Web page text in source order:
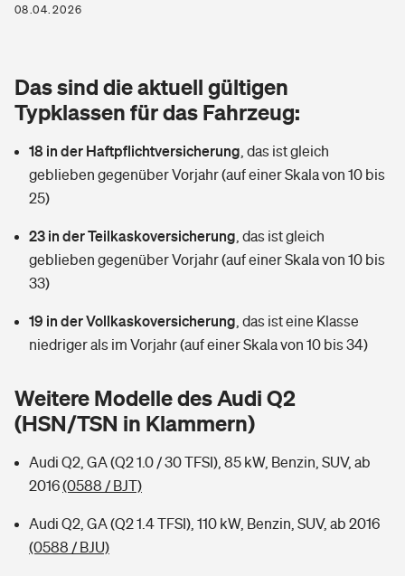
Zur Übersicht
Tools
Wer versichert was: Jetzt Versicherer finden
Sie haben Fragen?
Glasversicherung
Mietkautionsversicherung
Restkreditversicherung
Zur Übersicht
Tools
Hochwasser-Check: Wie gefährdet ist Ihr Haus?
Sie haben Fragen?
Kinderunfall­ver­si­che­rung
Kinderinvalidität
Hundehalter-Haftpflicht
Handyversicherung
Private Cyberversicherung
Zur Übersicht
Tools
Private Krankenversicherung
Dread-Disease-Versicherung
Tierkrankenversicherung
Zur Übersicht
Tools
Wer versichert was: Jetzt Versicherer finden
Rentenrechner: Wie viel Geld bekomme ich im Alter?
08.04.2026
Das sind die aktuell gültigen
Typklassen für das Fahrzeug:
18 in der Haftpflichtversicherung das ist gleich
geblieben gegenüber Vorjahr (auf einer Skala von 10 bis
25)
23 in der Teilkaskoversicherung das ist gleich
geblieben gegenüber Vorjahr (auf einer Skala von 10 bis
33)
19 in der Vollkaskoversicherung das ist eine Klasse
niedriger als im Vorjahr (auf einer Skala von 10 bis 34)
Weitere Modelle des Audi Q2
(HSN/TSN in Klammern)
Audi Q2, GA (Q2 1.0 / 30 TFSI), 85 kW, Benzin, SUV, ab
2016(0588 / BJT)
Audi Q2, GA (Q2 1.4 TFSI), 110 kW, Benzin, SUV, ab 2016
(0588 / BJU)